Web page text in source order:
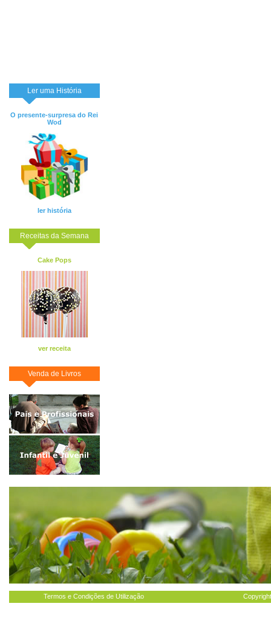
Ler uma História
O presente-surpresa do Rei
Wod
ler história
Receitas da Semana
Cake Pops
ver receita
Venda de Livros
Termos e Condições de Utilização